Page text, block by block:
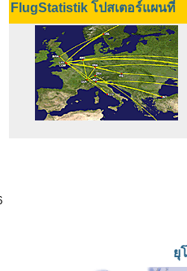
FlugStatistik โปสเตอร์แผนที่
ยุ